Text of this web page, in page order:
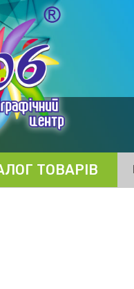
ТОВАРІВ